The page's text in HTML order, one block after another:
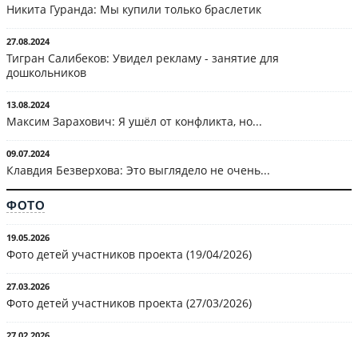
Никита Гуранда: Мы купили только браслетик
27.08.2024
Тигран Салибеков: Увидел рекламу - занятие для
дошкольников
13.08.2024
Максим Зарахович: Я ушёл от конфликта, но...
09.07.2024
Клавдия Безверхова: Это выглядело не очень...
ФОТО
19.05.2026
Фото детей участников проекта (19/04/2026)
27.03.2026
Фото детей участников проекта (27/03/2026)